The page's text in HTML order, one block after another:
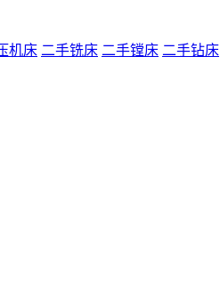
机床 二手铣床 二手镗床 二手钻床